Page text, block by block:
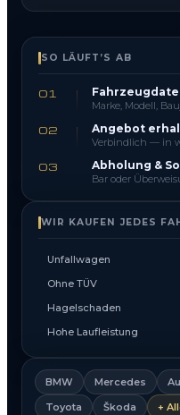
SO LÄUFT’S AB
01
Marke, Modell,
02 Angebot
Verbindlich — in
03 Abholung &
Bar oder
WIR KAUFEN JEDES
Unfallwagen
Ohne TÜV
Hagelschaden
Hohe Laufleistung
BMW Mercedes
Toyota
Škoda +